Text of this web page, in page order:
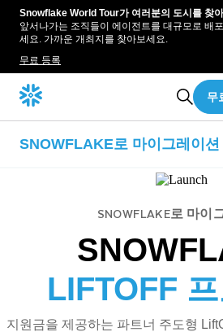
Snowflake World Tour가 여러분의 도시를 찾
앞서나가는 조직들이 에이전트를 대규모로 배
세요. 가까운 개최지를 찾아보세요.
무료 등록
무
SNOWFLAKE로 마이그레이션
Teradata에서 Snowflake로의 전
Spark에서 Snowpark로의 전환
Snowflake로의 데이터 웨어하우
Snowconvert AI
Snowpark 마이그레이션 가속화
SNOWFLAKE로 마이
LIFTOFF
지원금을 제공하는 파트너 주도형